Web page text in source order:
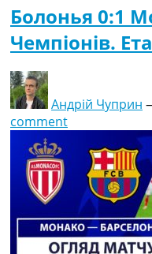
Болонья 0:1
Чемпіонів.
Андрій Чуприн
comment